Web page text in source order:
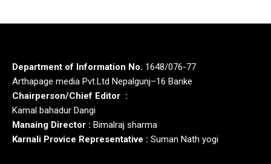
Department of Information No. 1648/076-77
Arthapage media Pvt.Ltd Nepalgunj–16 Banke
Chairperson/Chief Editor :
Kamal bahadur Dangi
Manaing Director : Bimalraj sharma
Karnali Provice Representative : Suman Nath yogi